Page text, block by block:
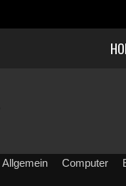
Allgemein Computer